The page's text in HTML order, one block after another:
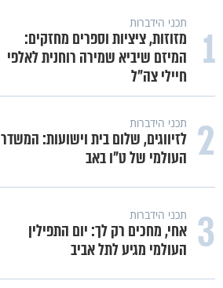
1 תכני הידברות
מזוזות, ציציות וספרים מחזקים:
המיזם שיביא שמירה רוחנית לאלפי
חיילי צה"ל
2 תכני הידברות
לזיווגים, שלום בית וישועות: המשדר
העולמי של ט"ו באב
3 תכני הידברות
אחי, מחכים רק לך: יום התפילין
העולמי מגיע לתל אביב